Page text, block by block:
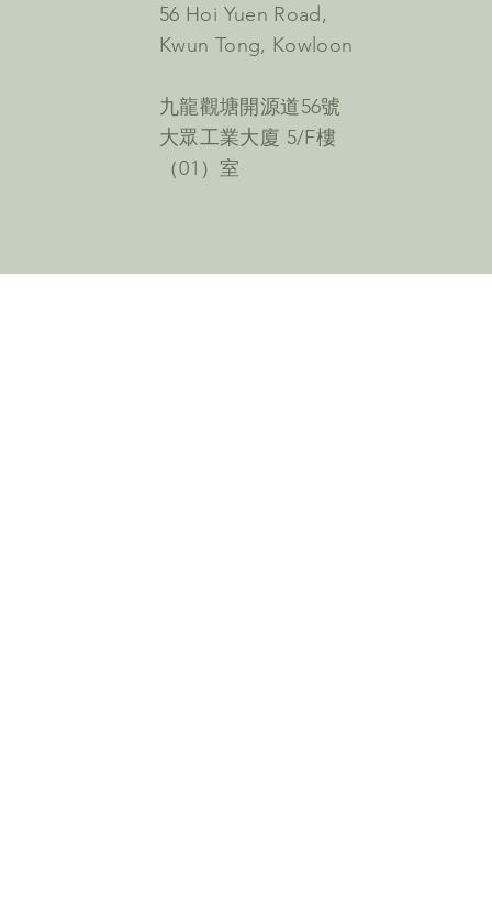
56 Hoi Yuen Road,
Kwun Tong, Kowloon
九龍觀塘開源道56號
大眾工業大廈 5/F樓
（01）室